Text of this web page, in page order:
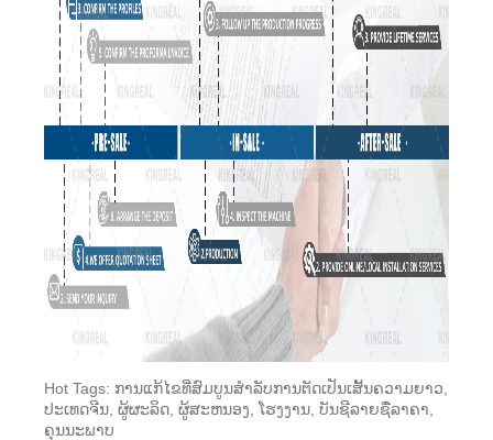
Hot Tags: ການແກ້ໄຂທີ່ສົມບູນສໍາລັບການຕັດເປັນເສັ້ນຄວາມຍາວ,
ປະເທດຈີນ, ຜູ້ຜະລິດ, ຜູ້ສະຫນອງ, ໂຮງງານ, ບັນຊີລາຍຊື່ລາຄາ,
ຄຸນນະພາບ